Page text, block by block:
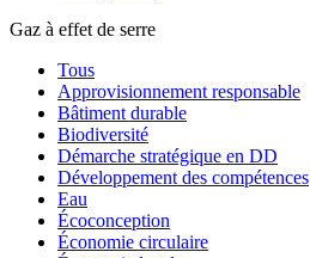
Gaz à effet de serre
Tous
Approvisionnement responsable
Bâtiment durable
Biodiversité
Démarche stratégique en DD
Développement des compétences
Eau
Écoconception
Économie circulaire